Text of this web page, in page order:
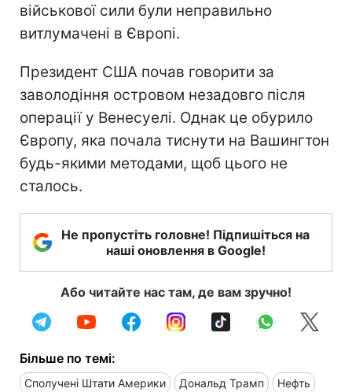
військової сили були неправильно
витлумачені в Європі.
Президент США почав говорити за
заволодіння островом незадовго після
операції у Венесуелі. Однак це обурило
Європу, яка почала тиснути на Вашингтон
будь-якими методами, щоб цього не
сталось.
Не пропустіть головне! Підпишіться на
наші оновлення в Google!
Або читайте нас там, де вам зручно!
Більше по темі:
Сполучені Штати Америки Дональд Трамп Нефть